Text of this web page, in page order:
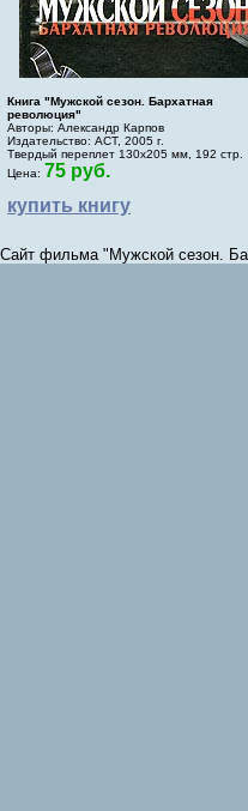
Книга "Мужской сезон. Бархатная
революция"
Авторы: Александр Карпов
Издательство: АСТ, 2005 г.
Твердый переплет 130х205 мм, 192 стр.
Цена: 75 руб.
купить книгу
Сайт фильма "Мужской сезон.